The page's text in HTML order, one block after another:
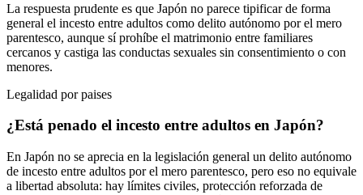
La respuesta prudente es que Japón no parece tipificar de forma
general el incesto entre adultos como delito autónomo por el mero
parentesco, aunque sí prohíbe el matrimonio entre familiares
cercanos y castiga las conductas sexuales sin consentimiento o con
menores.
Legalidad por paises
¿Está penado el incesto entre adultos en Japón?
En Japón no se aprecia en la legislación general un delito autónomo
de incesto entre adultos por el mero parentesco, pero eso no equivale
a libertad absoluta: hay límites civiles, protección reforzada de